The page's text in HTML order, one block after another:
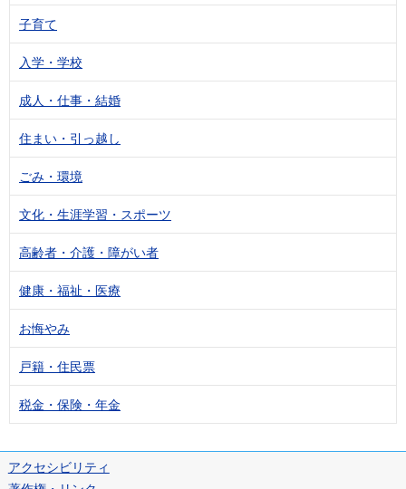
子育て
入学・学校
成人・仕事・結婚
住まい・引っ越し
ごみ・環境
文化・生涯学習・スポーツ
高齢者・介護・障がい者
健康・福祉・医療
お悔やみ
戸籍・住民票
税金・保険・年金
アクセシビリティ